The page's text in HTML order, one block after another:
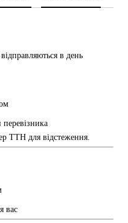
в день
ТТН для відстеження.
вас